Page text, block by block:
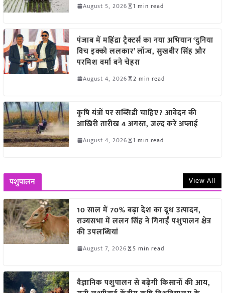
August 5, 2026 1 min read
पंजाब में महिंद्रा ट्रैक्टर्स का नया अभियान ‘दुनिया
विच इक्को ललकार’ लॉन्च, सुखबीर सिंह और
परमिश वर्मा बने चेहरा
August 4, 2026 2 min read
कृषि यंत्रों पर सब्सिडी चाहिए? आवेदन की
आखिरी तारीख 4 अगस्त, जल्द करें अप्लाई
August 4, 2026 1 min read
पशुपालन View All
10 साल में 70% बढ़ा देश का दूध उत्पादन,
राज्यसभा में ललन सिंह ने गिनाईं पशुपालन क्षेत्र
की उपलब्धियां
August 7, 2026 5 min read
वैज्ञानिक पशुपालन से बढ़ेगी किसानों की आय,